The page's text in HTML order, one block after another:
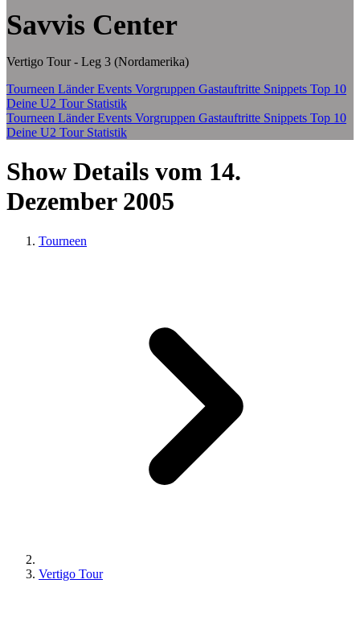
Savvis Center
Vertigo Tour - Leg 3 (Nordamerika)
Tourneen LänderEvents Vorgruppen Gastauftritte Snippets Top 10
Deine U2 Tour Statistik
Tourneen LänderEvents Vorgruppen Gastauftritte Snippets Top 10
Deine U2 Tour Statistik
Show Details vom 14.
Dezember 2005
Tourneen
Vertigo Tour